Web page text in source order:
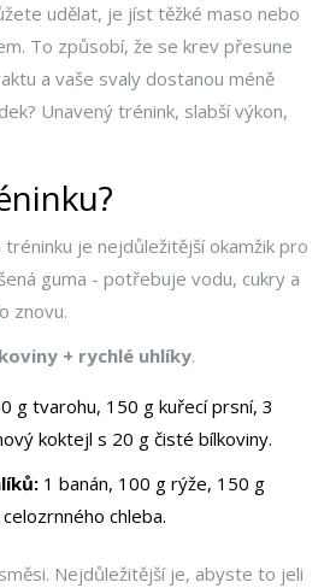
udělat, je jíst těžké maso nebo
To způsobí, že se krev přesune
a vaše svaly dostanou méně
Unavený trénink, slabší výkon,
je nejdůležitější okamžik pro
guma - potřebuje vodu, cukry a
znovu.
+ rychlé uhlíky.
g tvarohu, 150 g kuřecí prsní, 3
koktejl s 20 g čisté bílkoviny.
1 banán, 100 g rýže, 150 g
chleba.
Nejdůležitější je, abyste to jeli